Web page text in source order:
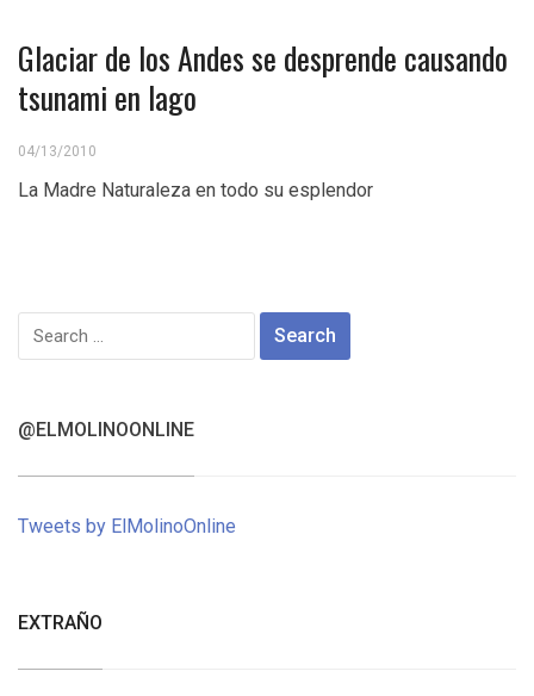
Glaciar de los Andes se desprende causando
tsunami en lago
04/13/2010
La Madre Naturaleza en todo su esplendor
Search
@ELMOLINOONLINE
Tweets by ElMolinoOnline
EXTRAÑO